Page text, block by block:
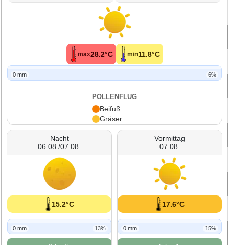
max28.2°C min11.8°C
0 mm 6%
POLLENFLUG
Beifuß
Gräser
Nacht
06.08./07.08.
15.2°C
0 mm 13%
Vormittag
07.08.
17.6°C
0 mm 15%